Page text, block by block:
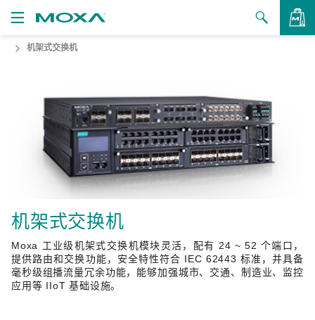
品
何购买
系我们
作伙伴专区
Moxa
机架式交换机
机架式交换机
Moxa 工业级机架式交换机模块灵活，配有 24 ~ 52 个端口，
提供路由和交换功能，安全特性符合 IEC 62443 标准，并具备
毫秒级组播流量冗余功能，能够加强城市、交通、制造业、监控
应用等 IIoT 基础设施。